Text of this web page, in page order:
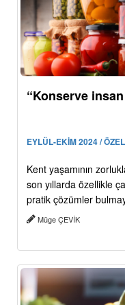
“Konserve insan
EYLÜL-EKİM 2024 /
Kent yaşamının
son yıllarda özellikle
pratik çözümler
Müge ÇEVİK